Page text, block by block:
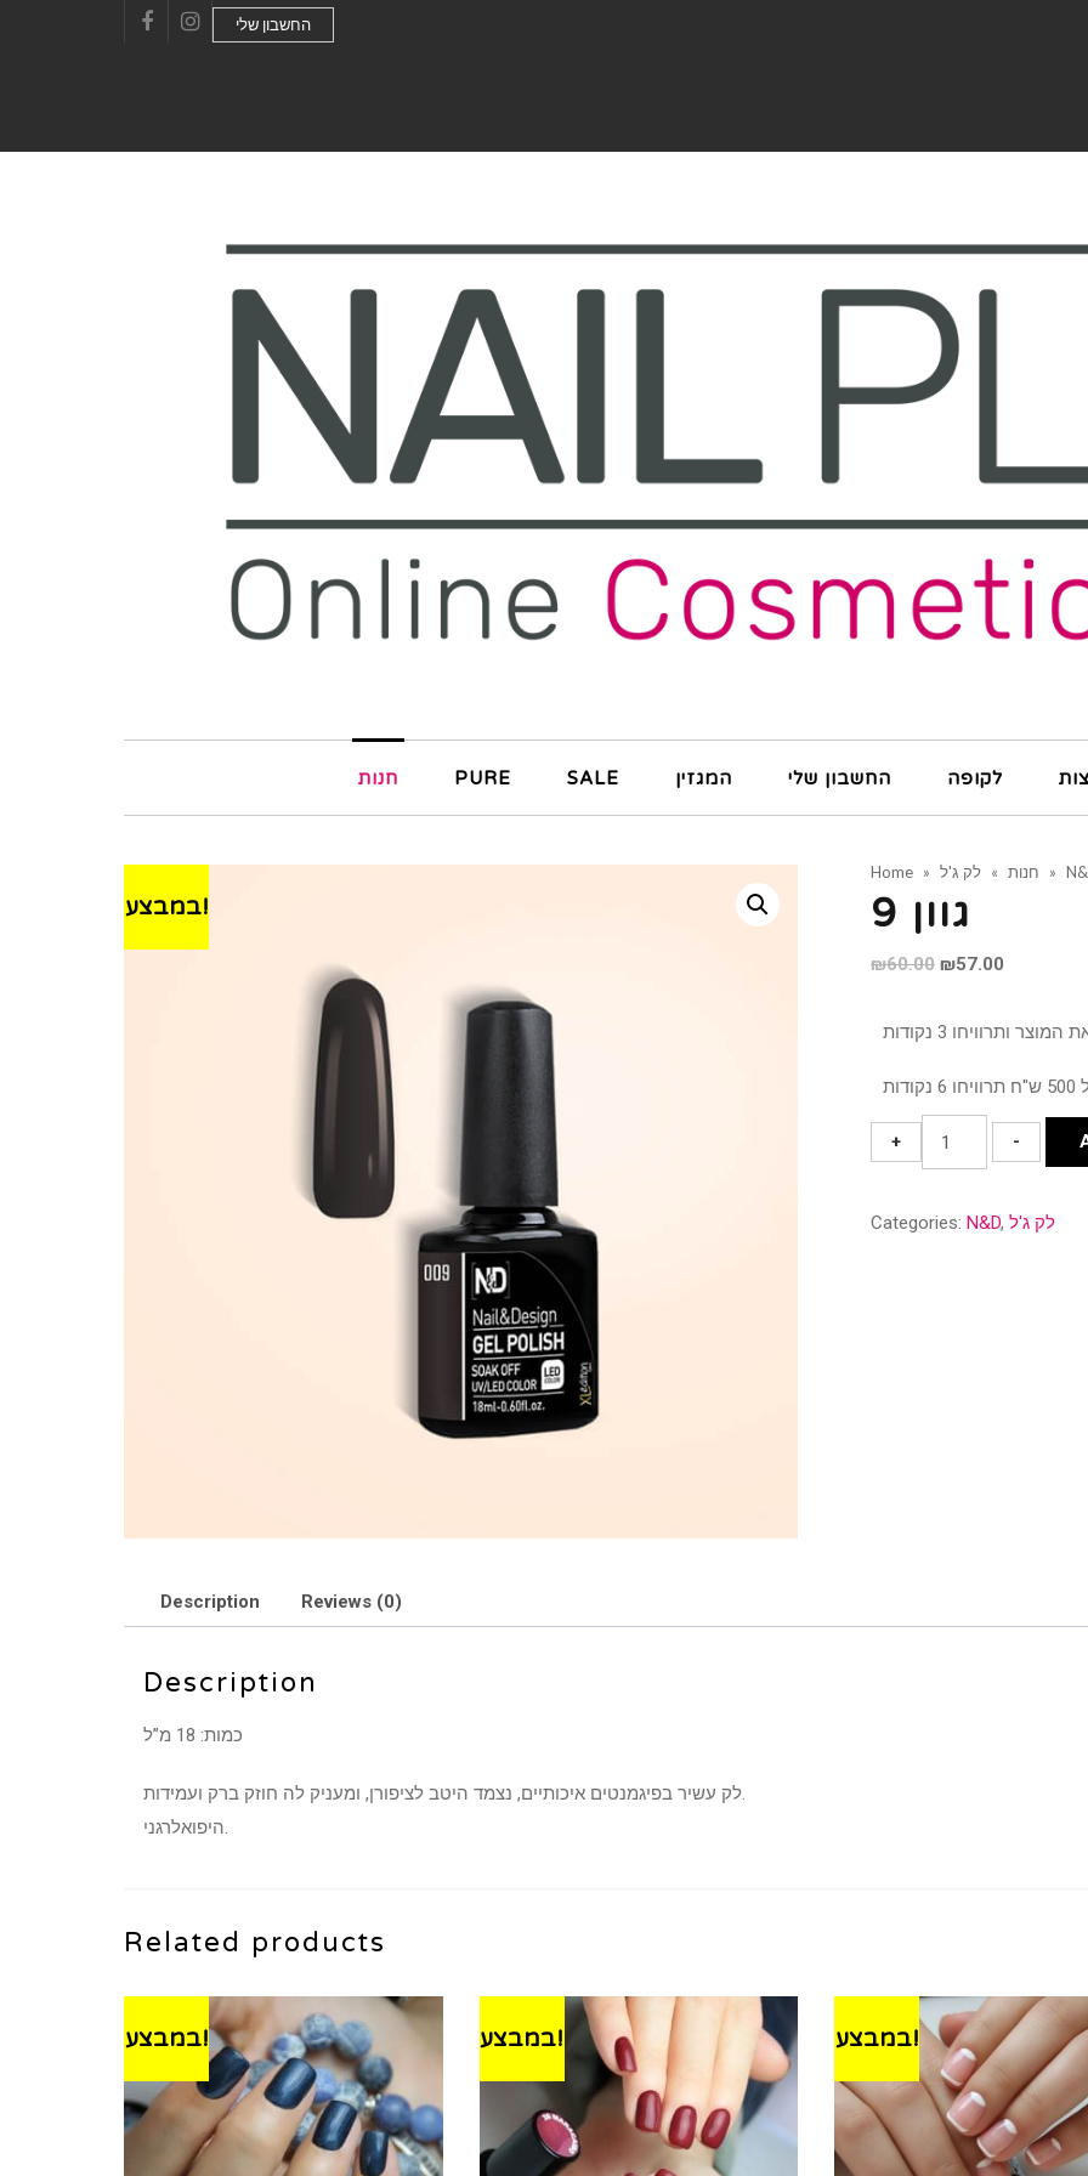
Instagram
החשבון שלי
חנות PURE SALE המגזין החשבון שלי לקופה
במבצע!
Home » חנות » לק ג'ל »
גוון 9
₪60.00 ₪57.00
+
גוון
9
-
Categories: N&D, לק ג'ל
Description Reviews (0)
Description
כמות: 18 מ”ל
לק עשיר בפיגמנטים איכותיים, נצמד היטב לציפורן, ומעניק לה חוזק ברק ועמידות.
היפואלרגני.
Related products
במבצע! במבצע! במבצע!